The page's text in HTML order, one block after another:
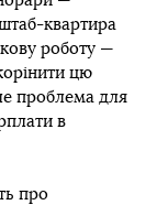
квартира
роботу —
цю
проблема для
в
про